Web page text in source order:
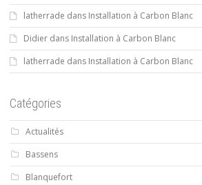
latherrade dans Installation à Carbon Blanc
Didier dans Installation à Carbon Blanc
latherrade dans Installation à Carbon Blanc
Catégories
Actualités
Bassens
Blanquefort